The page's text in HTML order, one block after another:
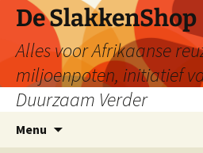
De SlakkenShop
Alles voor Afrikaanse
miljoenpoten, initiatief
Duurzaam Verder
Menu